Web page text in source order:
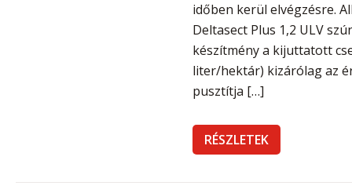
időben kerül elvégzésre.
Deltasect Plus 1,2 ULV
készítmény a kijuttatott
liter/hektár) kizárólag az
pusztítja […]
RÉSZLETEK